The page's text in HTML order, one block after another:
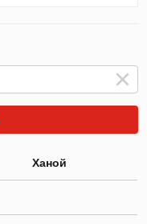
Ханой